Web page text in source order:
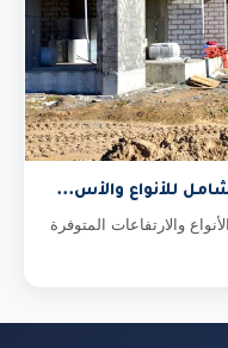
للأنواع والأس...
والارتفاعات المتوفرة